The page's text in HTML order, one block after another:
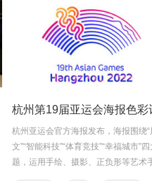
杭州亚运会官方海报发布，海报围绕
文”“智能科技”“体育竞技”“幸福城市”
题，运用手绘、摄影、正负形等艺术